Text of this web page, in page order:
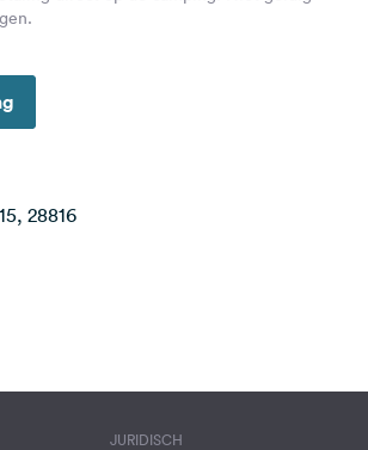
28816
JURIDISCH